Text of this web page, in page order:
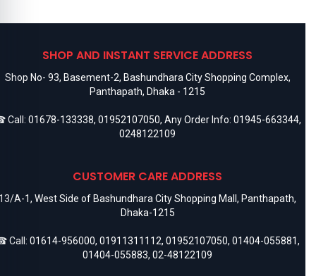
SHOP AND INSTANT SERVICE ADDRESS
Shop No- 93, Basement-2, Bashundhara City Shopping Complex,
Panthapath, Dhaka - 1215
Call: 01678-133338, 01952107050, Any Order Info: 01945-663344,
0248122109
CUSTOMER CARE ADDRESS
A-1, West Side of Bashundhara City Shopping Mall, Panthapath,
Dhaka-1215
Call: 01614-956000, 01911311112, 01952107050, 01404-055881,
01404-055883, 02-48122109